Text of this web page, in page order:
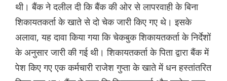
थी। बैंक ने दलील दी कि बैंक की ओर से लापरवाही के बिना
शिकायतकर्ता के खाते से दो चेक जारी किए गए थे। इसके
अलावा, यह दावा किया गया कि चेकबुक शिकायतकर्ता के निर्देशों
के अनुसार जारी की गई थी। शिकायतकर्ता के पिता द्वारा बैंक में
पेश किए गए एक कर्मचारी राजेश गुप्ता के खाते में धन हस्तांतरित